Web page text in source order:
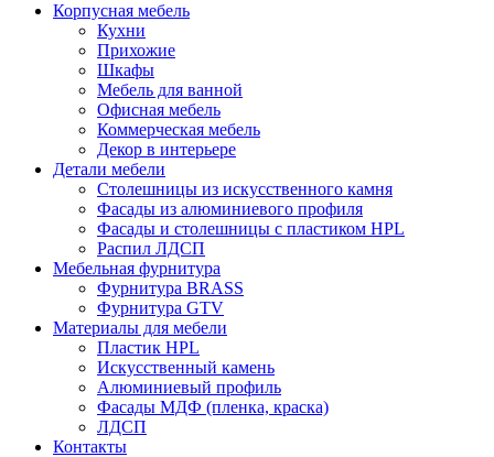
Корпусная мебель
Кухни
Прихожие
Шкафы
Мебель для ванной
Офисная мебель
Коммерческая мебель
Декор в интерьере
Детали мебели
Столешницы из искусственного камня
Фасады из алюминиевого профиля
Фасады и столешницы с пластиком HPL
Распил ЛДСП
Мебельная фурнитура
Фурнитура BRASS
Фурнитура GTV
Материалы для мебели
Пластик HPL
Искусственный камень
Алюминиевый профиль
Фасады МДФ (пленка, краска)
ЛДСП
Контакты